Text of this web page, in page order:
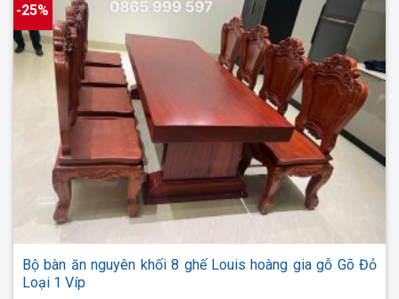
-25%
Bộ bàn ăn nguyên khối 8 ghế Louis hoàng gia gỗ Gõ Đỏ
Loại 1 Víp